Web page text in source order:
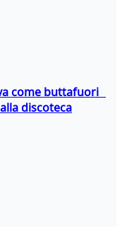
come buttafuori
discoteca